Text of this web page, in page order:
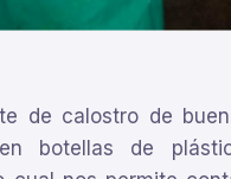
de calostro de
botellas de